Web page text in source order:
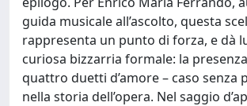
guida musicale all’ascolto, questa
rappresenta un punto di forza, e dà
curiosa bizzarria formale: la
quattro duetti d’amore – caso senza
nella storia dell’opera. Nel saggio